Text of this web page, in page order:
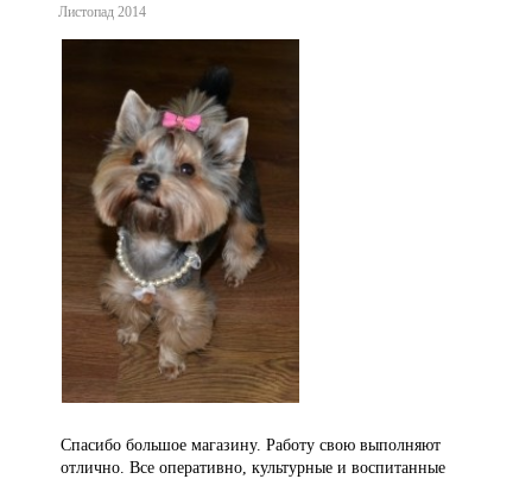
Листопад 2014
Спасибо большое магазину. Работу свою выполняют
отлично. Все оперативно, культурные и воспитанные